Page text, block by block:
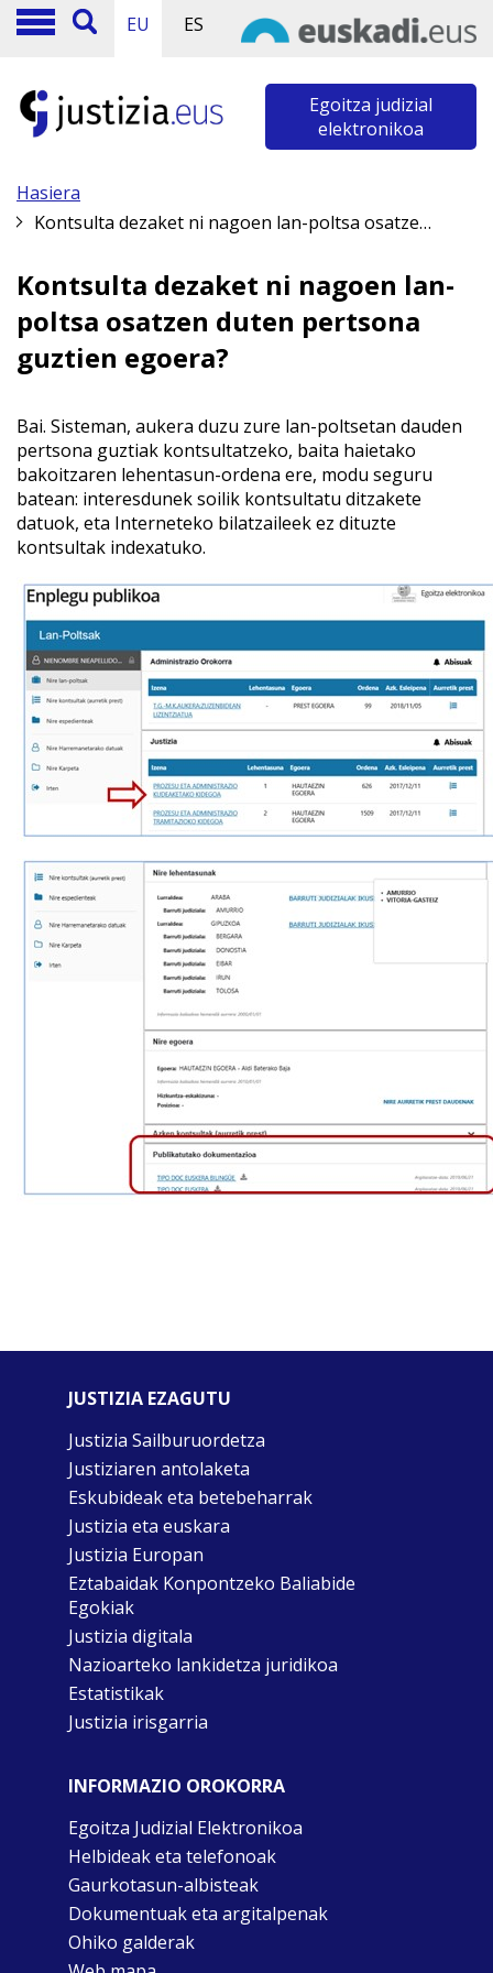
EU ES
Egoitza judizial
elektronikoa
Hasiera
Kontsulta dezaket ni nagoen lan-poltsa osatzen duten pertsona guztien egoera?
Kontsulta dezaket ni nagoen lan-
poltsa osatzen duten pertsona
guztien egoera?
Bai. Sisteman, aukera duzu zure lan-poltsetan dauden
pertsona guztiak kontsultatzeko, baita haietako
bakoitzaren lehentasun-ordena ere, modu seguru
batean: interesdunek soilik kontsultatu ditzakete
datuok, eta Interneteko bilatzaileek ez dituzte
kontsultak indexatuko.
JUSTIZIA EZAGUTU
Justizia Sailburuordetza
Justiziaren antolaketa
Eskubideak eta betebeharrak
Justizia eta euskara
Justizia Europan
Eztabaidak Konpontzeko Baliabide
Egokiak
Justizia digitala
Nazioarteko lankidetza juridikoa
Estatistikak
Justizia irisgarria
INFORMAZIO OROKORRA
Egoitza Judizial Elektronikoa
Helbideak eta telefonoak
Gaurkotasun-albisteak
Dokumentuak eta argitalpenak
Ohiko galderak